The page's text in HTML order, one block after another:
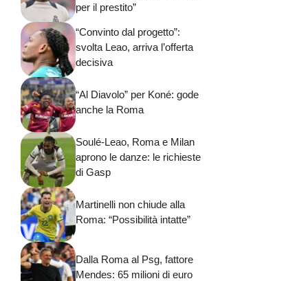
per il prestito”
“Convinto dal progetto”:
svolta Leao, arriva l’offerta
decisiva
“Al Diavolo” per Koné: gode
anche la Roma
Soulé-Leao, Roma e Milan
aprono le danze: le richieste
di Gasp
Martinelli non chiude alla
Roma: “Possibilità intatte”
Dalla Roma al Psg, fattore
Mendes: 65 milioni di euro